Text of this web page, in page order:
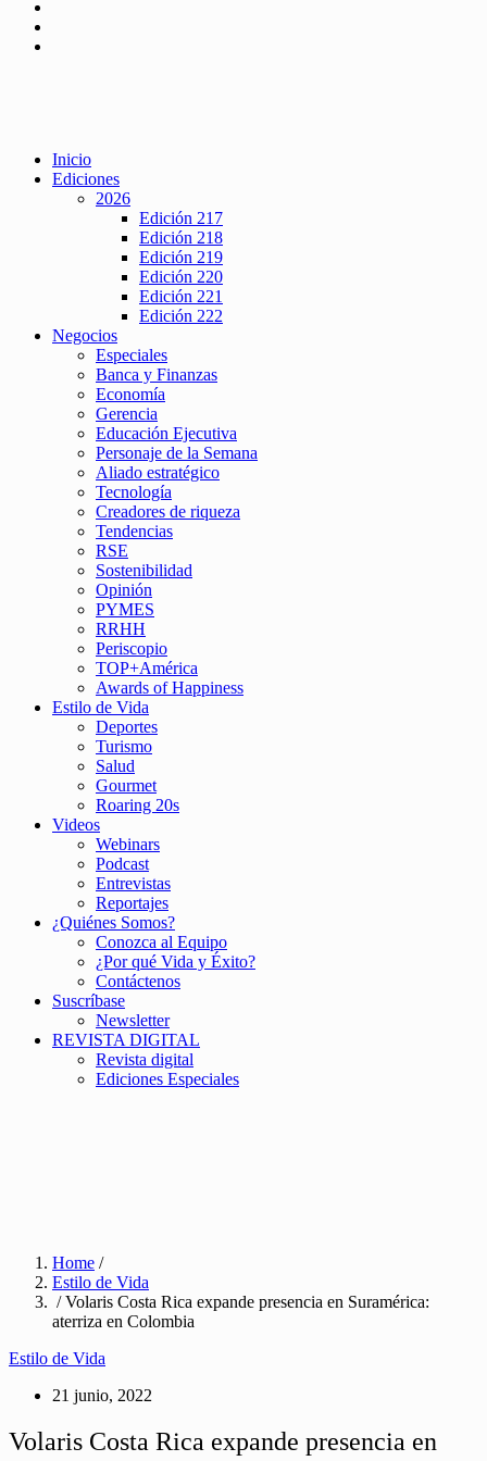
Inicio
Ediciones
2026
Edición 217
Edición 218
Edición 219
Edición 220
Edición 221
Edición 222
Negocios
Especiales
Banca y Finanzas
Economía
Gerencia
Educación Ejecutiva
Personaje de la Semana
Aliado estratégico
Tecnología
Creadores de riqueza
Tendencias
RSE
Sostenibilidad
Opinión
PYMES
RRHH
Periscopio
TOP+América
Awards of Happiness
Estilo de Vida
Deportes
Turismo
Salud
Gourmet
Roaring 20s
Videos
Webinars
Podcast
Entrevistas
Reportajes
¿Quiénes Somos?
Conozca al Equipo
¿Por qué Vida y Éxito?
Contáctenos
Suscríbase
Newsletter
REVISTA DIGITAL
Revista digital
Ediciones Especiales
Home /
Estilo de Vida
/ Volaris Costa Rica expande presencia en Suramérica:
aterriza en Colombia
Estilo de Vida
21 junio, 2022
Volaris Costa Rica expande presencia en